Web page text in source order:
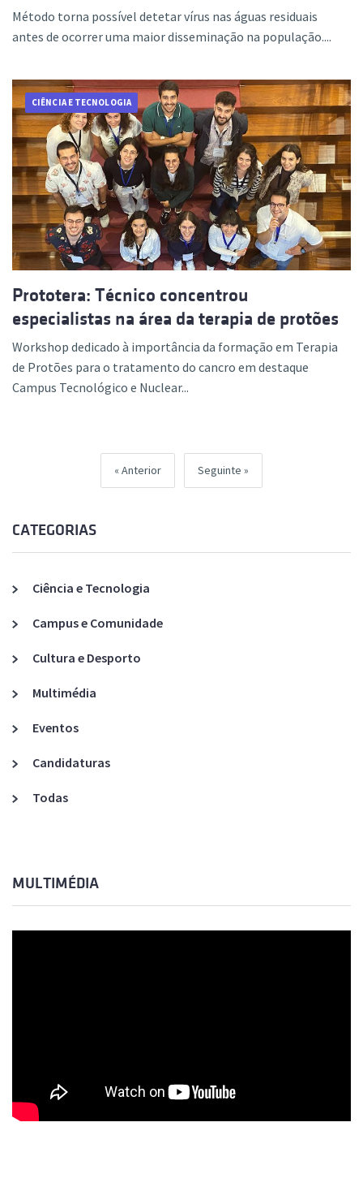
Método torna possível detetar vírus nas águas residuais
antes de ocorrer uma maior disseminação na população....
CIÊNCIA E TECNOLOGIA
Prototera: Técnico concentrou
especialistas na área da terapia de protões
Workshop dedicado à importância da formação em Terapia
de Protões para o tratamento do cancro em destaque
Campus Tecnológico e Nuclear...
Anterior Seguinte
CATEGORIAS
Ciência e Tecnologia
Campus e Comunidade
Cultura e Desporto
Multimédia
Eventos
Candidaturas
Todas
MULTIMÉDIA